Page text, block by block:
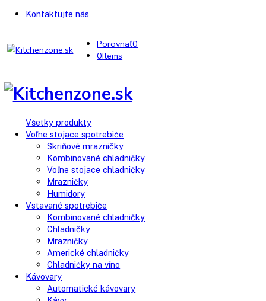
Kontaktujte nás
Porovnať
0Items
Všetky produkty
Voľne stojace spotrebiče
Skriňové mrazničky
Kombinované chladničky
Voľne stojace chladničky
Mrazničky
Humidory
Vstavané spotrebiče
Kombinované chladničky
Chladničky
Mrazničky
Americké chladničky
Chladničky na víno